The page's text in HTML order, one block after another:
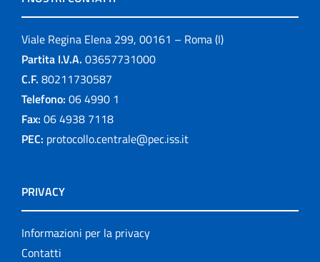
Viale Regina Elena 299, 00161 – Roma (I)
Partita I.V.A. 03657731000
C.F. 80211730587
Telefono: 06 4990 1
Fax: 06 4938 7118
PEC: protocollo.centrale@pec.iss.it
PRIVACY
Informazioni per la privacy
Contatti